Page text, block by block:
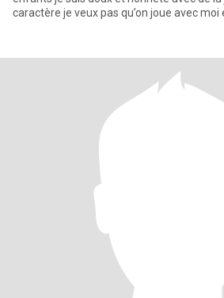
caractère je veux pas qu’on joue avec